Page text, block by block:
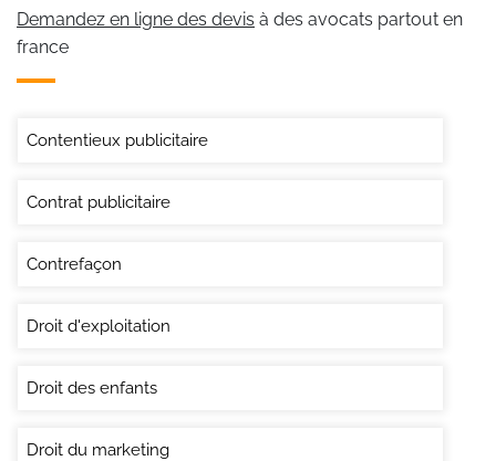
Demandez en ligne des devis à des avocats partout en
france
Contentieux publicitaire
Contrat publicitaire
Contrefaçon
Droit d'exploitation
Droit des enfants
Droit du marketing